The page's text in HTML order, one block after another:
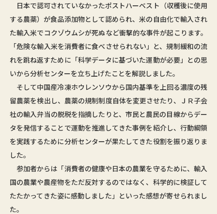
日本で認可されていなかったポストハーベスト（収穫後に使用
する農薬）が食品添加物として認められ、米の自由化で輸入され
た輸入米でコクゾウムシが死ぬなど衝撃的な事件が起こります。
「危険な輸入米を消費者に食べさせられない」と、規制緩和の流
れを跳ね返すために「科学データに基づいた運動が必要」との思
いから分析センターを立ち上げたことを解説しました。
そして中国産冷凍ホウレンソウから国内基準を上回る濃度の残
留農薬を検出し、農薬の規制制度自体を変更させたり、ＪＲ子会
社の輸入弁当の脱税を指摘したりと、市民と農民の目線からデー
タを発信することで運動を推進してきた事例を紹介し、行動綱領
を実践するために分析センターが果たしてきた役割を振り返りま
した。
参加者からは「消費者の健康や日本の農業を守るために、輸入
国の農業や農産物をただ反対するのではなく、科学的に検証して
たたかってきた姿に感動しました」といった感想が寄せられまし
た。